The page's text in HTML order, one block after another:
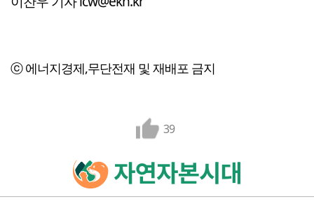
ⓒ 에너지경제,무단전재 및 재배포 금지
39